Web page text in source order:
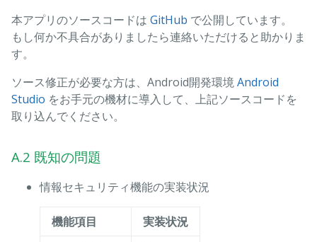
本アプリのソースコードは GitHub で公開しています。
もし何か不具合がありましたら連絡いただけると助かりま
す。
ソース修正が必要な方は、Android開発環境Android
Studio をお手元の機材に導入して、上記ソースコードを
取り込んでください。
A.2 既知の問題
情報セキュリティ機能の実装状況
機能項目
実装状況